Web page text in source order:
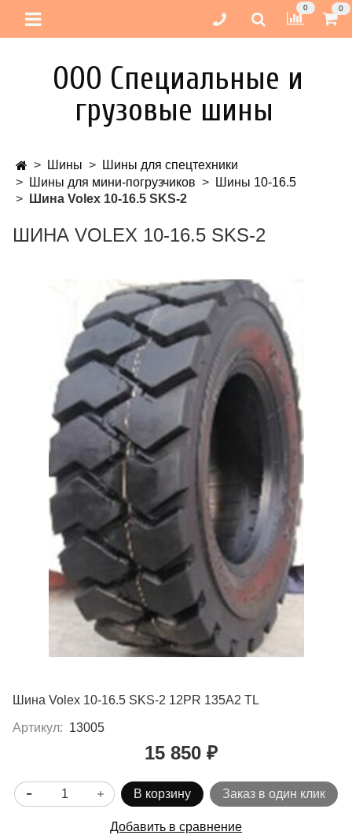
0 0
ООО Специальные и
грузовые шины
Шины
Шины для спецтехники
Шины для мини-погрузчиков
Шины 10-16.5
Шина Volex 10-16.5 SKS-2
ШИНА VOLEX 10-16.5 SKS-2
Шина Volex 10-16.5 SKS-2 12PR 135A2 TL
Артикул: 13005
15 850 ₽
В корзину Заказ в один клик
Добавить в сравнение